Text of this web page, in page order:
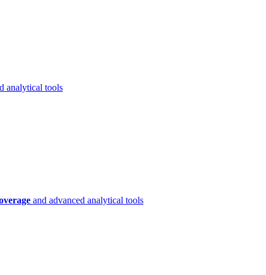
analytical tools
and advanced analytical tools